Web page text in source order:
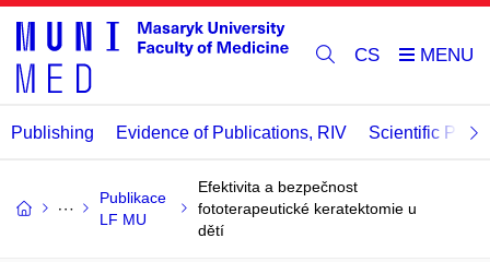
CS
Publishing Evidence of Publications, RIV Scientific
Publikace
LF MU
Efektivita a bezpečnost
fototerapeutické keratektomie u
dětí